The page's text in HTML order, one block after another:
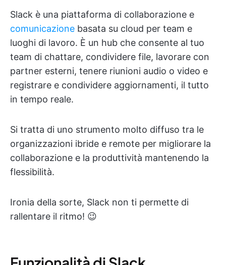
Slack è una piattaforma di collaborazione e
comunicazione basata su cloud per team e
luoghi di lavoro. È un hub che consente al tuo
team di chattare, condividere file, lavorare con
partner esterni, tenere riunioni audio o video e
registrare e condividere aggiornamenti, il tutto
in tempo reale.
Si tratta di uno strumento molto diffuso tra le
organizzazioni ibride e remote per migliorare la
collaborazione e la produttività mantenendo la
flessibilità.
Ironia della sorte, Slack non ti permette di
rallentare il ritmo! 😉